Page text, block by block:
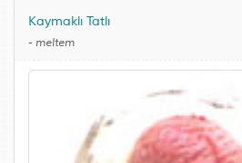
Kaymaklı Tatlı
- meltem